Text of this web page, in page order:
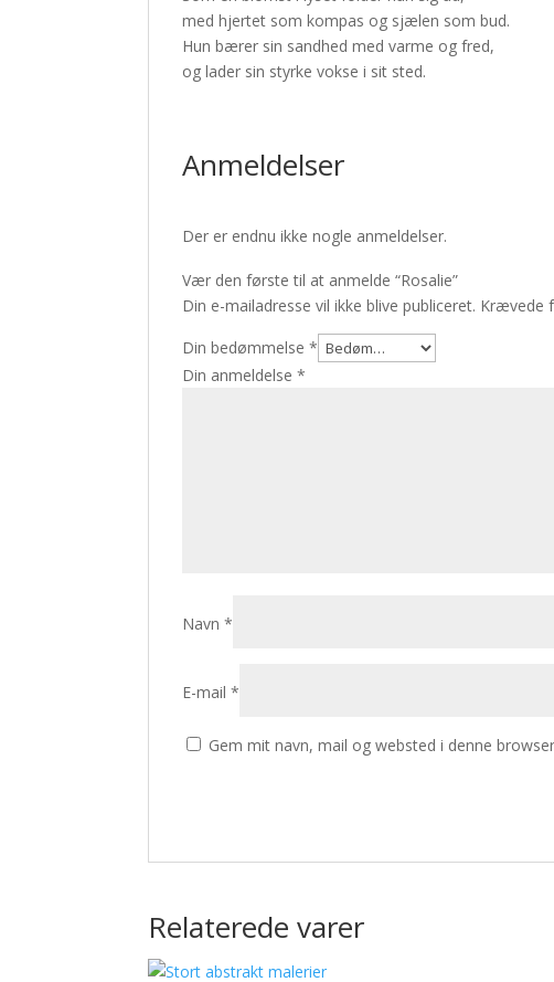
med hjertet som kompas og sjælen som bud.
Hun bærer sin sandhed med varme og fred,
og lader sin styrke vokse i sit sted.
Anmeldelser
Der er endnu ikke nogle anmeldelser.
Vær den første til at anmelde “Rosalie”
Din e-mailadresse vil ikke blive publiceret. Krævede
Din bedømmelse*
Din anmeldelse*
Navn*
E-mail*
Gem mit navn, mail og websted i denne
Relaterede varer